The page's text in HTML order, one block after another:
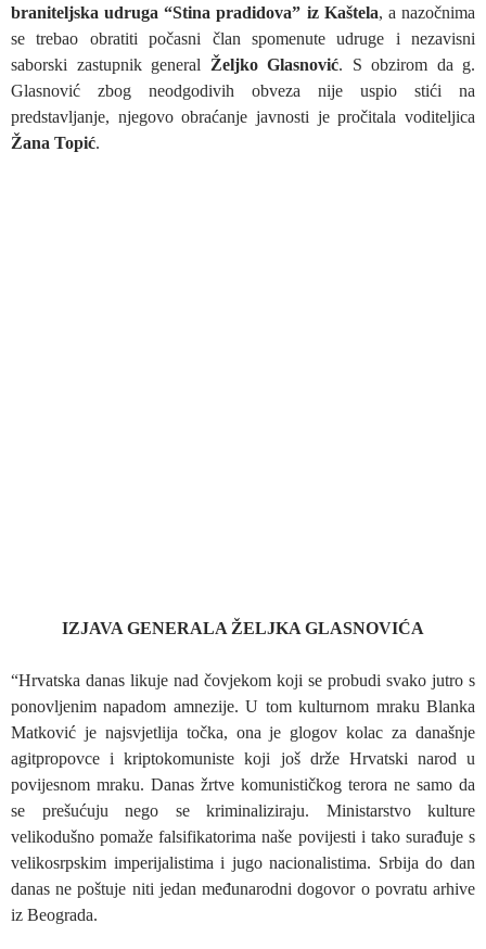
braniteljska udruga “Stina pradidova” iz Kaštela, a nazočnima
se trebao obratiti počasni član spomenute udruge i nezavisni
saborski zastupnik general Željko Glasnović. S obzirom da g.
Glasnović zbog neodgodivih obveza nije uspio stići na
predstavljanje, njegovo obraćanje javnosti je pročitala voditeljica
Žana Topić.
IZJAVA GENERALA ŽELJKA GLASNOVIĆA
“Hrvatska danas likuje nad čovjekom koji se probudi svako jutro s
ponovljenim napadom amnezije. U tom kulturnom mraku Blanka
Matković je najsvjetlija točka, ona je glogov kolac za današnje
agitpropovce i kriptokomuniste koji još drže Hrvatski narod u
povijesnom mraku. Danas žrtve komunističkog terora ne samo da
se prešućuju nego se kriminaliziraju. Ministarstvo kulture
velikodušno pomaže falsifikatorima naše povijesti i tako surađuje s
velikosrpskim imperijalistima i jugo nacionalistima. Srbija do dan
danas ne poštuje niti jedan međunarodni dogovor o povratu arhive
iz Beograda.